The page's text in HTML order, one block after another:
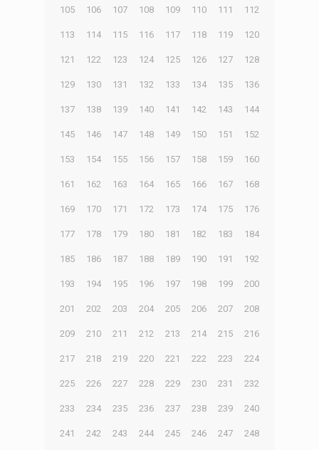
105 106 107 108 109 110 111 112
113 114 115 116 117 118 119 120
121 122 123 124 125 126 127 128
129 130 131 132 133 134 135 136
137 138 139 140 141 142 143 144
145 146 147 148 149 150 151 152
153 154 155 156 157 158 159 160
161 162 163 164 165 166 167 168
169 170 171 172 173 174 175 176
177 178 179 180 181 182 183 184
185 186 187 188 189 190 191 192
193 194 195 196 197 198 199 200
201 202 203 204 205 206 207 208
209 210 211 212 213 214 215 216
217 218 219 220 221 222 223 224
225 226 227 228 229 230 231 232
233 234 235 236 237 238 239 240
241 242 243 244 245 246 247 248